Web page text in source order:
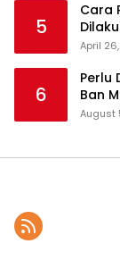
5
Cara
April
6
Perlu
Ban
August